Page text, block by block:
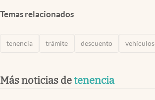
Temas relacionados
tenencia trámite descuento vehículos
Más noticias detenencia